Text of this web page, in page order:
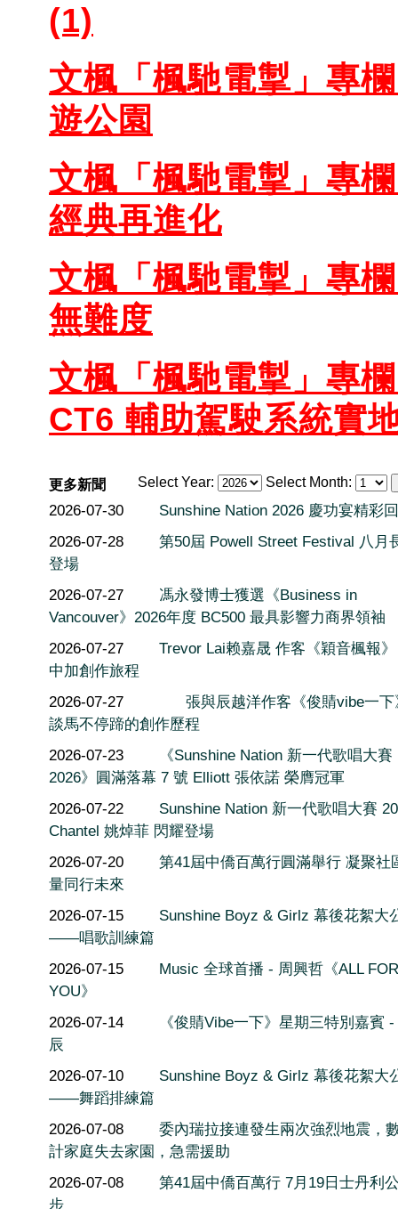
(1)
文楓「楓馳電掣」專
遊公園
文楓「楓馳電掣」專
經典再進化
文楓「楓馳電掣」專
無難度
文楓「楓馳電掣」專
CT6 輔助駕駛系統實
Select Year: Select Month:
更多新聞
2026-07-30
Sunshine Nation 2026 慶功宴精彩
2026-07-28
第50屆 Powell Street Festival 八月
登場
2026-07-27
馮永發博士獲選《Business in
Vancouver》2026年度 BC500 最具影響力商界領袖
2026-07-27
Trevor Lai赖嘉晟 作客《穎音楓報
中加創作旅程
2026-07-27
張與辰越洋作客《俊䝼vibe一下
談馬不停蹄的創作歷程
2026-07-23
《Sunshine Nation 新一代歌唱大賽
2026》圓滿落幕 7 號 Elliott 張依諾 榮膺冠軍
2026-07-22
Sunshine Nation 新一代歌唱大賽
Chantel 姚焯菲 閃耀登場
2026-07-20
第41屆中僑百萬行圓滿舉行 凝聚社
量同行未來
2026-07-15
Sunshine Boyz & Girlz 幕後花絮大
——唱歌訓練篇
2026-07-15
Music 全球首播 - 周興哲《ALL FOR
YOU》
2026-07-14
《俊䝼Vibe一下》星期三特別嘉賓
辰
2026-07-10
Sunshine Boyz & Girlz 幕後花絮大
——舞蹈排練篇
2026-07-08
委內瑞拉接連發生兩次強烈地震，
計家庭失去家園，急需援助
2026-07-08
第41屆中僑百萬行 7月19日士丹利
步